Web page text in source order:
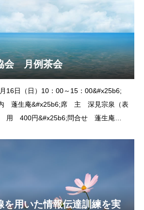
会 月例茶会
日（日）10：00～15：00&#x25b6;
蓬生庵&#x25b6;席 主 深見宗泉（表
用 400円&#x25b6;問合せ 蓬生庵
を用いた情報伝達訓練を実